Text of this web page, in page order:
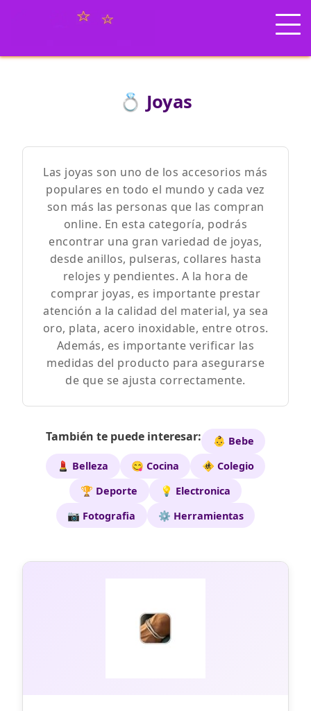
💍 Joyas
Las joyas son uno de los accesorios más
populares en todo el mundo y cada vez
son más las personas que las compran
online. En esta categoría, podrás
encontrar una gran variedad de joyas,
desde anillos, pulseras, collares hasta
relojes y pendientes. A la hora de
comprar joyas, es importante prestar
atención a la calidad del material, ya sea
oro, plata, acero inoxidable, entre otros.
Además, es importante verificar las
medidas del producto para asegurarse
de que se ajusta correctamente.
También te puede interesar:
👶 Bebe
💄 Belleza
😋 Cocina
🚸 Colegio
🏆 Deporte
💡 Electronica
📷 Fotografia
⚙️ Herramientas